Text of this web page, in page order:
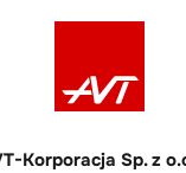
Korporacja Sp. z